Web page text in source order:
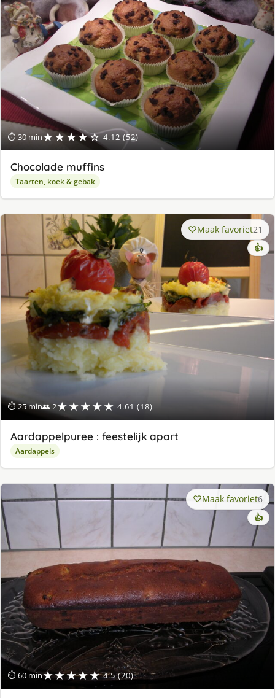
⏱ 30 min★★★★☆ 4.12 (52)
Chocolade muffins
Taarten, koek & gebak
⏱ 25 min👥 2★★★★★ 4.61 (18)
Maak favoriet21
👍
Aardappelpuree : feestelijk apart
Aardappels
⏱ 60 min★★★★★ 4.5 (20)
Maak favoriet6
👍